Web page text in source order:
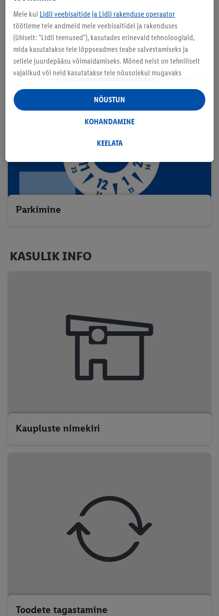
Kvaliteet
Parkimine
KASULIK INFO
Kaupluste nimekiri
Toodete tagastamine
Meie kui Lidli veebisaitide ja Lidli rakenduse operaator
töötleme teie andmeid meie veebisaitidel ja rakenduses
(ühiselt: "Lidli teenused"), kasutades erinevaid tehnoloogiaid,
mida kasutatakse teie lõppseadmes teabe salvestamiseks ja
sellele juurdepääsu võimaldamiseks. Mõned neist on tehniliselt
vajalikud või neid kasutatakse teie nõusolekul mugavaks
reklaamiks Lidli teenustes ja väljaspool neid. Kui olete Lidl Plus
programmis osaleja, töödeldakse nendel eesmärkidel ka teie
poeostude käitumise andmeid.
leida lisateavet andmetöötluse kohta.
kasutamist. Vajutades "Nõustun", annate nõusoleku kõigi
eespool nimetatud eesmärkide töötlemiseks. Täiendavat teavet,
sealhulgas andmete säilitamisperioodi ja teie õigust oma
privaatsuspoliitikast
KEELATA
KOHANDAMINE
NÕUSTUN